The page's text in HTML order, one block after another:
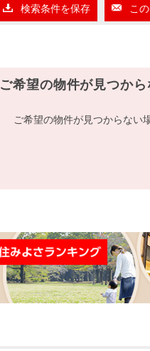
検索条件を保存 こ
ご希望の物件が見つか
ご希望の物件が見つからない